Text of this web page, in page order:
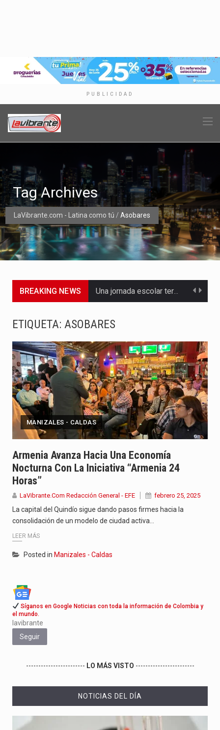
PUBLICIDAD
LaVibrante.com - Latina como tú / Asobares
Tag Archives
BREAKING NEWS Una jornada escolar terminó en tragedia este viernes 7 de…
Abelardo de la Espriella asumió este viernes 7 de agosto…
La llegada de Álvaro Uribe Vélez a la ceremonia de…
Con una salva de 21 cañonazos se cumplieron los honores…
El presidente electo Abelardo de la Espriella aseguró que durante…
Abelardo de la Espriella comenzó su Gobierno con uno de…
Las autoridades sanitarias de Francia y España mantienen bajo vigilancia…
ETIQUETA: ASOBARES
MANIZALES - CALDAS
Armenia Avanza Hacia Una Economía
Nocturna Con La Iniciativa “Armenia 24
Horas”
LaVibrante.Com Redacción General - EFE febrero 25, 2025
La capital del Quindío sigue dando pasos firmes hacia la
consolidación de un modelo de ciudad activa…
LEER MÁS
Posted in Manizales - Caldas
Síganos en Google Noticias con toda la información de Colombia y
el mundo.
lavibrante
Seguir
------------------------ LO MÁS VISTO ------------------------
NOTICIAS DEL DÍA